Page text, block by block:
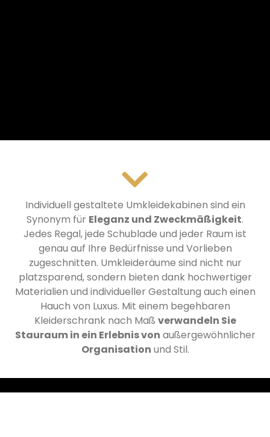
Individuell gestaltete Umkleidekabinen sind ein
Synonym für Eleganz und Zweckmäßigkeit.
Jedes Regal, jede Schublade und jeder Raum ist
genau auf Ihre Bedürfnisse und Vorlieben
zugeschnitten. Umkleideräume sind nicht nur
platzsparend, sondern bieten dank hochwertiger
Materialien und individueller Gestaltung auch einen
Hauch von Luxus. Mit einem begehbaren
Kleiderschrank nach Maß verwandeln Sie
Stauraum in ein Erlebnis von außergewöhnlicher
Organisation und Stil.